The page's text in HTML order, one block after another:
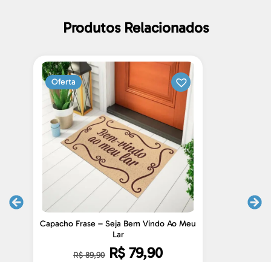
Produtos Relacionados
Oferta
Capacho Frase – Seja Bem Vindo Ao Meu
Lar
R$89,90 R$ 79,90